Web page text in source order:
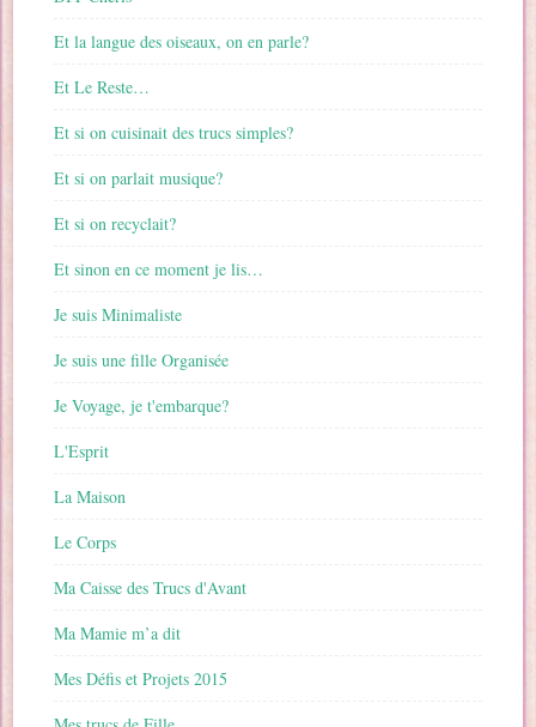
Et la langue des oiseaux, on en parle?
Et Le Reste…
Et si on cuisinait des trucs simples?
Et si on parlait musique?
Et si on recyclait?
Et sinon en ce moment je lis…
Je suis Minimaliste
Je suis une fille Organisée
Je Voyage, je t'embarque?
L'Esprit
La Maison
Le Corps
Ma Caisse des Trucs d'Avant
Ma Mamie m’a dit
Mes Défis et Projets 2015